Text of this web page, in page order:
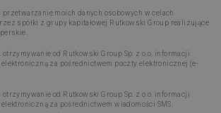
przetwarzanie moich danych osobowych w celach
spółki z grupy kapitałowej Rutkowski Group realizujące
otrzymywanie od Rutkowski Group Sp. z o.o. informacji
elektroniczną za pośrednictwem poczty elektronicznej (e-
otrzymywanie od Rutkowski Group Sp. z o.o. informacji
za pośrednictwem wiadomości SMS.